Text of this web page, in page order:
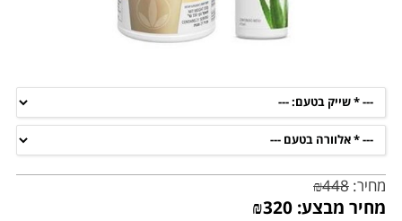
מחיר: ₪448
מחיר מבצע: ₪320